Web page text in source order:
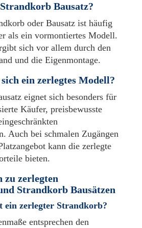
Bausatz?
oder Bausatz ist häufig
als ein vormontiertes Modell.
sich vor allem durch den
und die Eigenmontage.
ein zerlegtes Modell?
eignet sich besonders für
Käufer, preisbewusste
Auch bei schmalen Zugängen
kann die zerlegte
bieten.
zu zerlegten
Strandkorb Bausätzen
ein zerlegter Strandkorb?
entsprechen den